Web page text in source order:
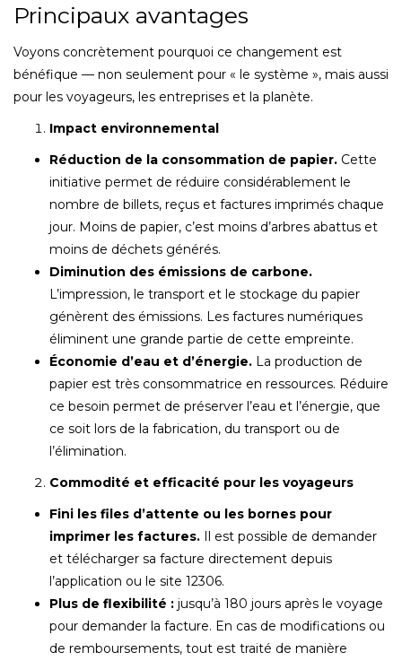
Principaux avantages
Voyons concrètement pourquoi ce changement est
bénéfique — non seulement pour « le système », mais aussi
pour les voyageurs, les entreprises et la planète.
Impact environnemental
Réduction de la consommation de papier. Cette
initiative permet de réduire considérablement le
nombre de billets, reçus et factures imprimés chaque
jour. Moins de papier, c’est moins d’arbres abattus et
moins de déchets générés.
Diminution des émissions de carbone.
L’impression, le transport et le stockage du papier
génèrent des émissions. Les factures numériques
éliminent une grande partie de cette empreinte.
Économie d’eau et d’énergie. La production de
papier est très consommatrice en ressources. Réduire
ce besoin permet de préserver l’eau et l’énergie, que
ce soit lors de la fabrication, du transport ou de
l’élimination.
Commodité et efficacité pour les voyageurs
Fini les files d’attente ou les bornes pour
imprimer les factures. Il est possible de demander
et télécharger sa facture directement depuis
l’application ou le site 12306.
Plus de flexibilité : jusqu’à 180 jours après le voyage
pour demander la facture. En cas de modifications ou
de remboursements, tout est traité de manière